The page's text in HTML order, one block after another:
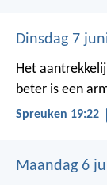
Dinsdag 7
Het
beter is een
Spreuken 19:22
Maandag 6